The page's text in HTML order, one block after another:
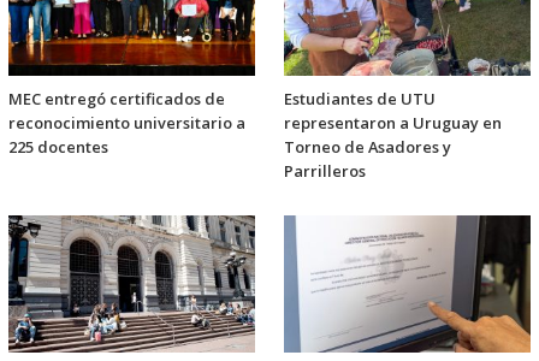
MEC entregó certificados de
reconocimiento universitario a
225 docentes
Estudiantes de UTU
representaron a Uruguay en
Torneo de Asadores y
Parrilleros